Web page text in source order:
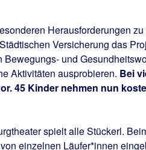
Herausforderungen
Versicherung das
Bewegungs- und
Aktivitäten ausprobieren. Bei
45 Kinder nehmen nun
spielt alle Stückerl.
einzelnen Läufer*innen